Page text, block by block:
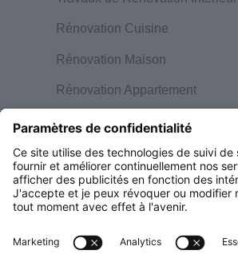
Rénovation Cuisine
Rénovation Maison
Rénovation Appartement
Rénovation Combles
Décoration d’Intérieur
A propos